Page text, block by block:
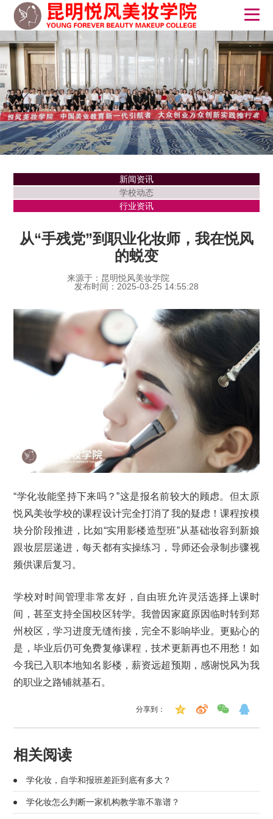
新闻资讯
学校动态
行业资讯
从“手残党”到职业化妆师，我在悦风
的蜕变
来源于：昆明悦风美妆学院
发布时间：2025-03-25 14:55:28
“学化妆能坚持下来吗？”这是报名前较大的顾虑。但太原
悦风美妆学校的课程设计完全打消了我的疑虑！课程按模
块分阶段推进，比如“实用影楼造型班”从基础妆容到新娘
跟妆层层递进，每天都有实操练习，导师还会录制步骤视
频供课后复习。
学校对时间管理非常友好，自由班允许灵活选择上课时
间，甚至支持全国校区转学。我曾因家庭原因临时转到郑
州校区，学习进度无缝衔接，完全不影响毕业。更贴心的
是，毕业后仍可免费复修课程，技术更新再也不用愁！如
今我已入职本地知名影楼，薪资远超预期，感谢悦风为我
的职业之路铺就基石。
分享到：
相关阅读
学化妆，自学和报班差距到底有多大？
学化妆怎么判断一家机构教学靠不靠谱？